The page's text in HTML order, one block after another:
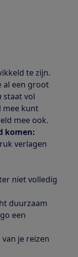
te zijn.
al een groot
staat vol
mee kunt
mee ook.
komen:
verlagen
niet volledig
duurzaam
een
je reizen